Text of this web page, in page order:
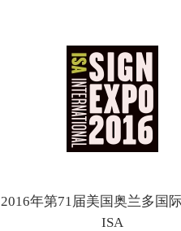
2016年第71届美国奥兰多国
ISA